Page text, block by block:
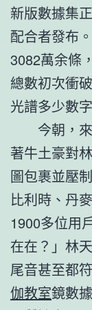
新版數據集
配合者發布
3082萬余條
總數初次衝
光譜多少數
今朝，
著牛土豪對
圖包裹並壓
比利時、丹
1900多位用
在在？」林
尾音甚至都
伽教室鏡數